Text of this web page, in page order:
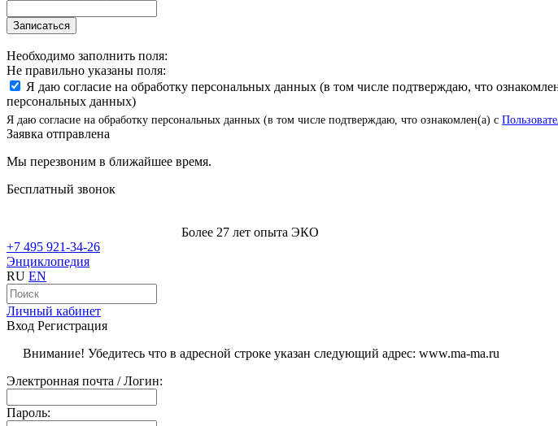
Записаться
Необходимо заполнить поля:
Не правильно указаны поля:
Я даю согласие на обработку персональных данных (в том числе подтверждаю, что
персональных данных)
Я даю согласие на обработку персональных данных (в том числе подтверждаю, что ознакомлен(а) с
Заявка отправлена
Мы перезвоним в ближайшее время.
Бесплатный звонок
Более 27 лет опыта ЭКО
+7 495 921-34-26
Энциклопедия
RU EN
Личный кабинет
Вход Регистрация
Внимание! Убедитесь что в адресной строке указан следующий адрес: www.ma-ma.ru
Электронная почта / Логин:
Пароль: